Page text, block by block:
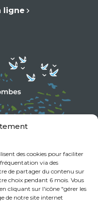
des cookies pour faciliter
via des
de partager du contenu sur
choix pendant 6 mois. Vous
cliquant sur l'icône "gérer les
de notre site internet
ligne